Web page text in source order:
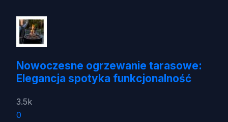
Nowoczesne ogrzewanie tarasowe:
Elegancja spotyka funkcjonalność
3.5k
0